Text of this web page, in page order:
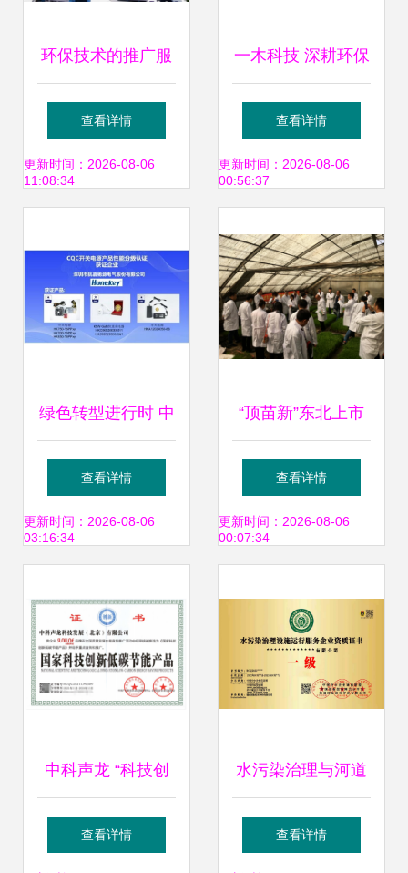
环保技术的推广服
务 绿色未来的桥梁
查看详情
更新时间：2026-08-06
11:08:34
一木科技 深耕环保
品牌营销，三项创
新推广方案引领绿
查看详情
更新时间：2026-08-06
00:56:37
绿色转型进行时 中
关村在线专访航
嘉，畅谈低碳科技
践
查看详情
更新时间：2026-08-06
03:16:34
“顶苗新”东北上市
会暨使用技术交流
会 环保技术推广助
查看详情
更新时间：2026-08-06
00:07:34
中科声龙 “科技创
新+低碳环保”企业
查看详情
水污染治理与河道
保洁 环保技术推广
查看详情